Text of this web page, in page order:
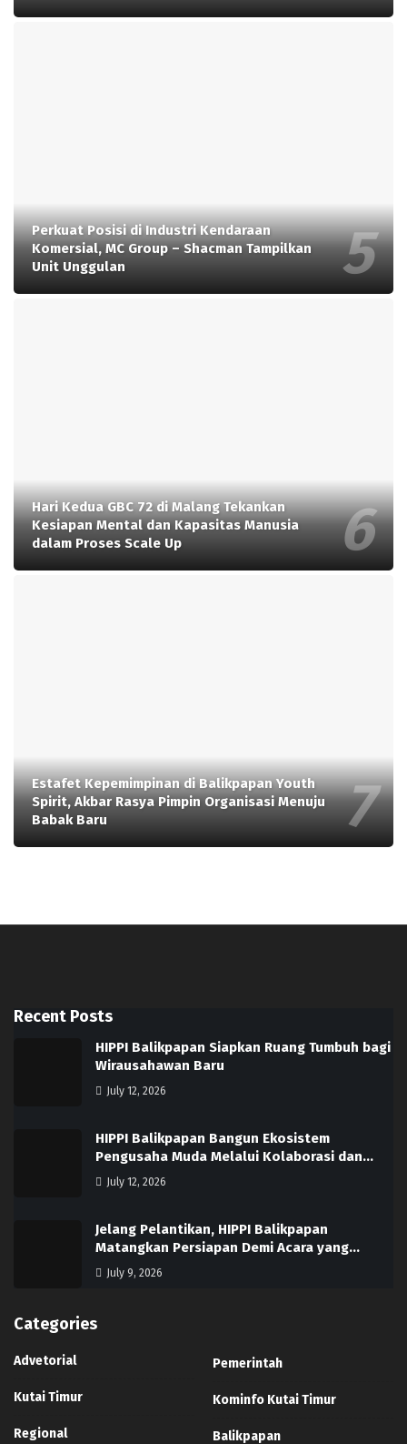
Perkuat Posisi di Industri Kendaraan
Komersial, MC Group – Shacman Tampilkan
Unit Unggulan
Hari Kedua GBC 72 di Malang Tekankan
Kesiapan Mental dan Kapasitas Manusia
dalam Proses Scale Up
Estafet Kepemimpinan di Balikpapan Youth
Spirit, Akbar Rasya Pimpin Organisasi Menuju
Babak Baru
Recent Posts
HIPPI Balikpapan Siapkan Ruang Tumbuh bagi
Wirausahawan Baru
July 12, 2026
HIPPI Balikpapan Bangun Ekosistem
Pengusaha Muda Melalui Kolaborasi dan…
July 12, 2026
Jelang Pelantikan, HIPPI Balikpapan
Matangkan Persiapan Demi Acara yang…
July 9, 2026
Categories
Advetorial
Kutai Timur
Regional
Pemerintah
Kominfo Kutai Timur
Balikpapan